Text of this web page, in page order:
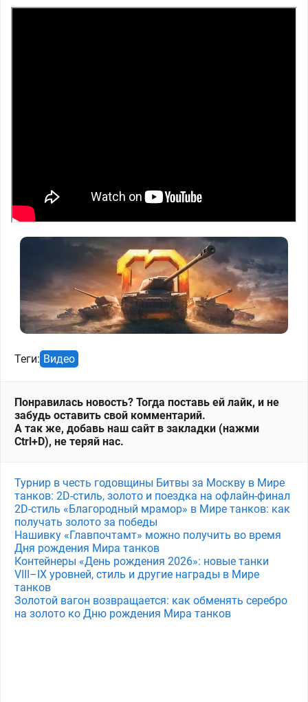
Теги: Видео
Понравилась новость? Тогда поставь ей лайк, и не
забудь оставить свой комментарий.
А так же, добавь наш сайт в закладки (нажми
Ctrl+D), не теряй нас.
Турнир в честь годовщины Битвы за Москву в Мире
танков: 2D-стиль, золото и поездка на офлайн-финал
2D-стиль «Благородный мрамор» в Мире танков: как
получать золото за победы
Нашивку «Главпочтамт» можно получить во время
Дня рождения Мира танков
Контейнеры «День рождения 2026»: новые танки
VIII–IX уровней, стиль и другие награды в Мире
танков
Золотой вагон возвращается: как обменять серебро
на золото ко Дню рождения Мира танков